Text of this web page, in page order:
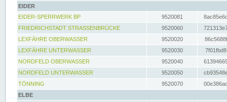
EIDER
EIDER-SPERRWERK BP
9520081
FRIEDRICHSTADT STRASSENBRÜCKE
9520060
LEXFÄHRE OBERWASSER
9520020
LEXFÄHRE UNTERWASSER
9520030
NORDFELD OBERWASSER
9520040
NORDFELD UNTERWASSER
9520050
TÖNNING
9520070
ELBE